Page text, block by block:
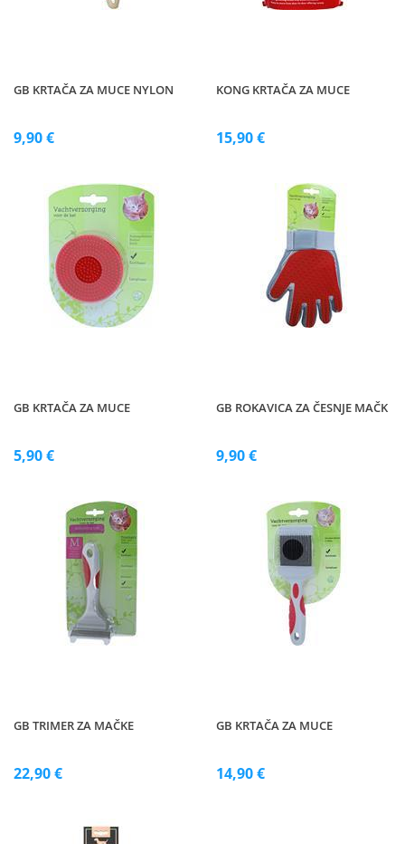
GB KRTAČA ZA MUCE NYLON
9,90 €
KONG KRTAČA ZA MUCE
15,90 €
GB KRTAČA ZA MUCE
5,90 €
GB ROKAVICA ZA ČESNJE MAČK
9,90 €
GB TRIMER ZA MAČKE
22,90 €
GB KRTAČA ZA MUCE
14,90 €